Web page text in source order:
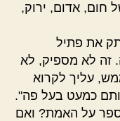
חום, אדום, ירוק,
את פתיל
זה לא מספיק, לא
עליך לקרוא
כמעט בעל פה".
על האמת? ואם